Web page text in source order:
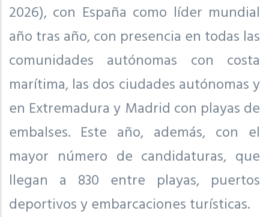
2026), con España como líder mundial
año tras año, con presencia en todas las
comunidades autónomas con costa
marítima, las dos ciudades autónomas y
en Extremadura y Madrid con playas de
embalses. Este año, además, con el
mayor número de candidaturas, que
llegan a 830 entre playas, puertos
deportivos y embarcaciones turísticas.